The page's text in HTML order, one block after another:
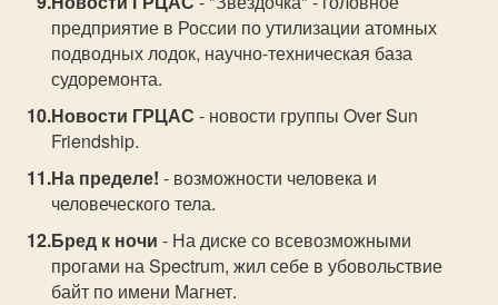
предприятие в России по утилизации атомных
подводных лодок, научно-техническая база
судоремонта.
Новости ГРЦАС - новости группы Over Sun
Friendship.
На пределе! - возможности человека и
человеческого тела.
Бред к ночи - На диске со всевозможными
прогами на Spectrum, жил себе в убовольствие
байт по имени Магнет.